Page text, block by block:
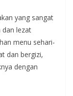
yang sangat
dan lezat
menu sehari-
dan bergizi,
dengan